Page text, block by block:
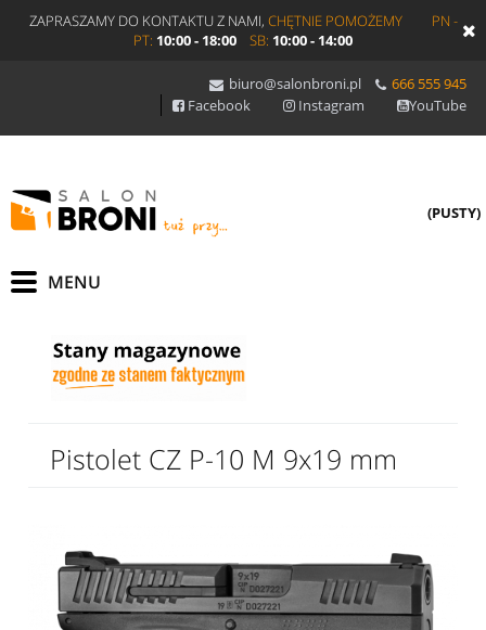
ZAPRASZAMY DO KONTAKTU Z NAMI, CHĘTNIE POMOŻEMY
PN -
PT: 10:00 - 18:00 SB: 10:00 - 14:00
biuro@salonbroni.pl
666 555 945
Facebook
Instagram YouTube
(PUSTY)
Pistolet CZ P-10 M 9x19 mm